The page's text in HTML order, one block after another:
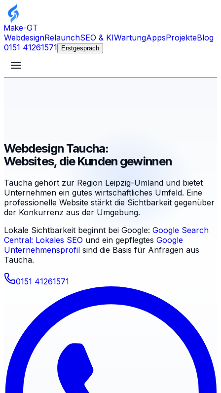
Make-GT
WebdesignRelaunchSEO & KIWartungAppsProjekteBlog
0151 41261571
Erstgespräch
Webdesign Taucha:
Websites, die Kunden gewinnen
Taucha gehört zur Region Leipzig-Umland und bietet
Unternehmen ein gutes wirtschaftliches Umfeld. Eine
professionelle Website stärkt die Sichtbarkeit gegenüber
der Konkurrenz aus der Umgebung.
Lokale Sichtbarkeit beginnt bei Google: Google Search
Central: Lokales SEO und ein gepflegtes Google
Unternehmensprofil sind die Basis für Anfragen aus
Taucha.
0151 41261571